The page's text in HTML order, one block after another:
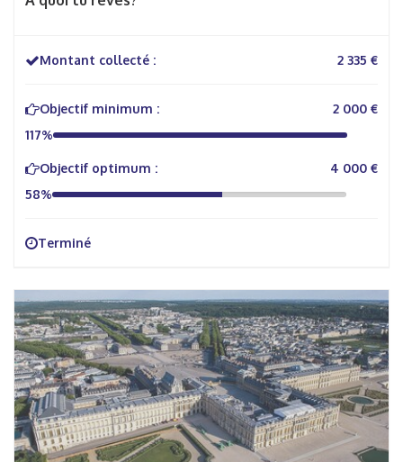
Montant collecté : 2 335 €
Objectif minimum :
2 000 €
117%
Objectif optimum :
4 000 €
58%
Terminé